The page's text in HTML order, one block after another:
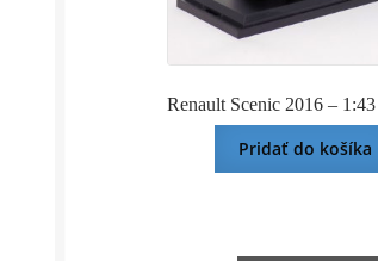
Renault Scenic 2016 –
Pridať do košíka